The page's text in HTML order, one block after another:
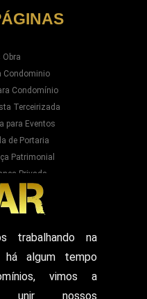
Obra
Condominio
Condomínio
Terceirizada
para Eventos
de Portaria
Patrimonial
Privada
Serviços para
para Prédios
de Recepção
Armado
trabalhando na
há algum tempo
vimos a
unir nossos